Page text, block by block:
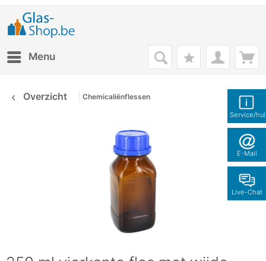
Service/
E-Mail
Live-Chat
Menu
Overzicht Chemicaliënflessen